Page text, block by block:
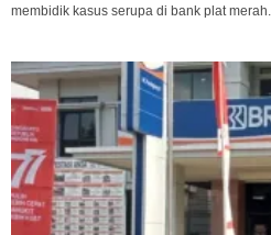
membidik kasus serupa di bank plat merah...